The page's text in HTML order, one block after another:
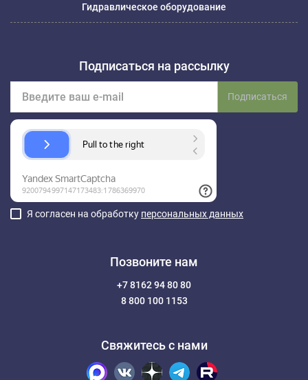
Гидравлическое оборудование
Подписаться на рассылку
Подписаться
Я согласен на обработку персональных данных
Позвоните нам
+7 8162 94 80 80
8 800 100 1153
Свяжитесь с нами